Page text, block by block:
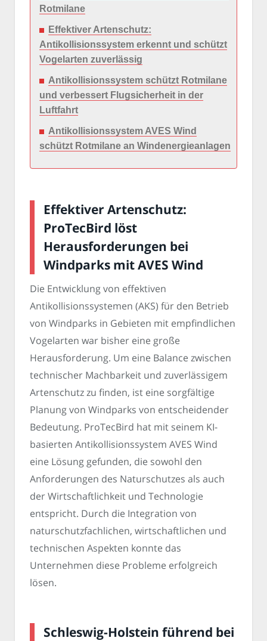
Rotmilane
Effektiver Artenschutz:
Antikollisionssystem erkennt und schützt
Vogelarten zuverlässig
Antikollisionssystem schützt Rotmilane
und verbessert Flugsicherheit in der
Luftfahrt
Antikollisionssystem AVES Wind
schützt Rotmilane an Windenergieanlagen
Effektiver Artenschutz:
ProTecBird löst
Herausforderungen bei
Windparks mit AVES Wind
Die Entwicklung von effektiven
Antikollisionssystemen (AKS) für den Betrieb
von Windparks in Gebieten mit empfindlichen
Vogelarten war bisher eine große
Herausforderung. Um eine Balance zwischen
technischer Machbarkeit und zuverlässigem
Artenschutz zu finden, ist eine sorgfältige
Planung von Windparks von entscheidender
Bedeutung. ProTecBird hat mit seinem KI-
basierten Antikollisionssystem AVES Wind
eine Lösung gefunden, die sowohl den
Anforderungen des Naturschutzes als auch
der Wirtschaftlichkeit und Technologie
entspricht. Durch die Integration von
naturschutzfachlichen, wirtschaftlichen und
technischen Aspekten konnte das
Unternehmen diese Probleme erfolgreich
lösen.
Schleswig-Holstein führend bei